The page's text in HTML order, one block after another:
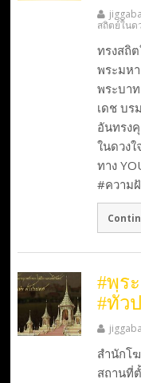
สถิตย์ในด
ทรงสถิ
พระมห
พระบา
เดช บร
อันทรง
ในดวง
ทาง
#ความ
#พร
#ทั่ว
สำนักโ
สถานที่